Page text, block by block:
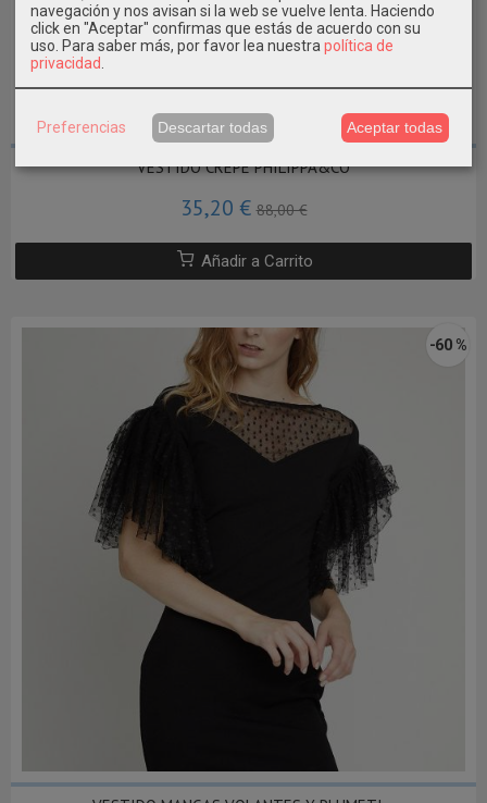
VESTIDO CREPE PHILIPPA&CO
35,20 €88,00 €
Añadir a Carrito
-60 %
navegación y nos avisan si la web se vuelve lenta. Haciendo
click en "Aceptar" confirmas que estás de acuerdo con su
uso. Para saber más, por favor lea nuestra política de
privacidad
Preferencias Descartar todas Aceptar todas